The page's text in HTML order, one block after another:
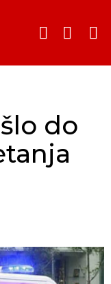
SWITCH
SKIN
do